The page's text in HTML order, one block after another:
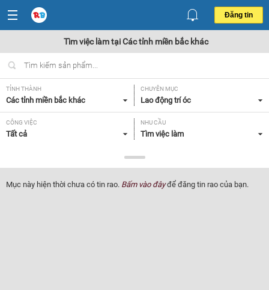
Đăng tin
Tìm việc làm tại Các tỉnh miền bắc khác
TỈNH THÀNH
Các tỉnh miền bắc khác
CHUYÊN MỤC
Lao động trí óc
CÔNG VIỆC
Tất cả
NHU CẦU
Tìm việc làm
Tất cả
Mục này hiện thời chưa có tin rao. Bấm vào đâyđể đăng tin rao của bạn.